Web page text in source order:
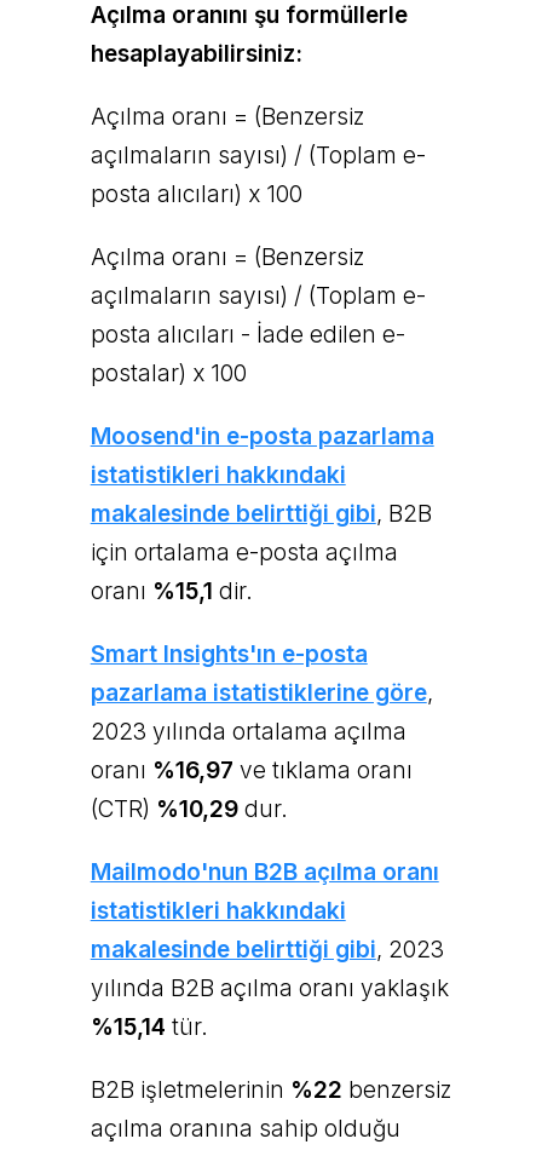
Açılma oranını şu formüllerle
hesaplayabilirsiniz:
Açılma oranı = (Benzersiz
açılmaların sayısı) / (Toplam e-
posta alıcıları) x 100
Açılma oranı = (Benzersiz
açılmaların sayısı) / (Toplam e-
posta alıcıları - İade edilen e-
postalar) x 100
Moosend'in e-posta pazarlama
istatistikleri hakkındaki
makalesinde belirttiği gibi, B2B
için ortalama e-posta açılma
oranı %15,1 dir.
Smart Insights'ın e-posta
pazarlama istatistiklerine göre,
2023 yılında ortalama açılma
oranı %16,97 ve tıklama oranı
(CTR) %10,29dur.
Mailmodo'nun B2B açılma oranı
istatistikleri hakkındaki
makalesinde belirttiği gibi, 2023
yılında B2B açılma oranı yaklaşık
%15,14 tür.
B2B işletmelerinin %22 benzersiz
açılma oranına sahip olduğu